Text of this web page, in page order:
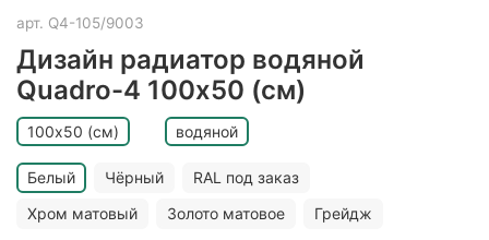
арт. Q4-105/9003
Дизайн радиатор водяной
Quadro-4 100х50 (см)
100х50 (см) водяной
Белый Чёрный
RAL под заказ
Хром матовый
Золото матовое Грейдж